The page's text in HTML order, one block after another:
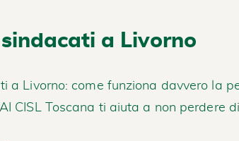
sindacati a Livorno
a Livorno: come funziona davvero la
CISL Toscana ti aiuta a non perdere